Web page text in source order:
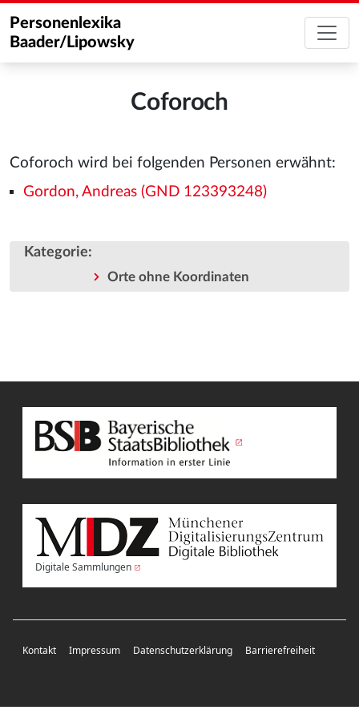
Personenlexika
Baader/Lipowsky
Coforoch
Coforoch wird bei folgenden Personen erwähnt:
Gordon, Andreas (GND 123393248)
Kategorie:
Orte ohne Koordinaten
Digitale Sammlungen
Kontakt Impressum Datenschutzerklärung Barrierefreiheit